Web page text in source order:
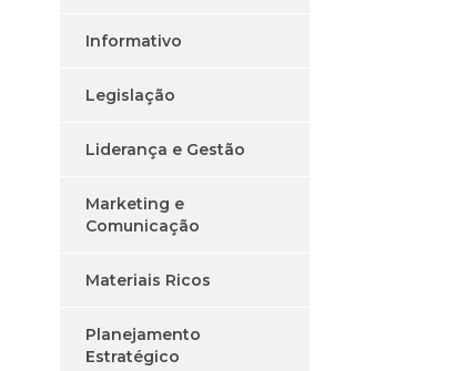
Informativo
Legislação
Liderança e Gestão
Marketing e
Comunicação
Materiais Ricos
Planejamento
Estratégico